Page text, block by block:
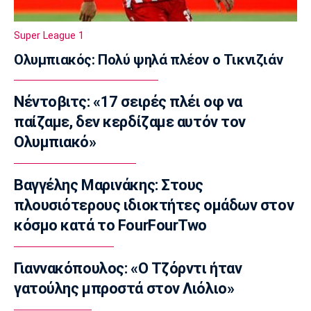
15:00
Εθνικές Μπάσκετ
Χωρίς Ντόντσιτς και Χέιζ η Σλοβενία
Μπάσκετ Ελλάδα
ΠΑΟΚ: Κι επίσημα στο πλευρό του Τρινκιέρι
ο Μενέτι
14:40
Μπέρμιγχαμ 26: Προκρίθηκε στον τελικό ο
Τεντόγλου - Εκτός ο Φουρλάνι
14:24
ΑΕΚ: Οι πρώτες στιγμές του Κάιρινεν στην
Allwyn Arena (vid)
14:20
Super League 1
Ολυμπιακός: Πολύ ψηλά πλέον ο Τικνιζιάν
Νέντοβιτς: «17 σειρές πλέι οφ να
παίζαμε, δεν κερδίζαμε αυτόν τον
Ολυμπιακό»
Βαγγέλης Μαρινάκης: Στους
πλουσιότερους ιδιοκτήτες ομάδων στον
κόσμο κατά το FourFourTwo
Γιαννακόπουλος: «Ο Τζόρντι ήταν
γατούλης μπροστά στον Λιόλιο»